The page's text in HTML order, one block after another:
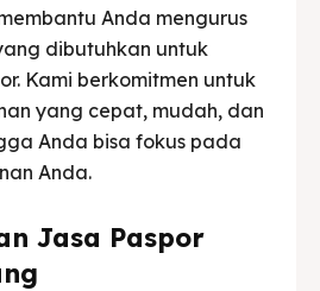
Anda mengurus
dibutuhkan untuk
Kami berkomitmen untuk
yang cepat, mudah, dan
Anda bisa fokus pada
Anda.
Jasa Paspor